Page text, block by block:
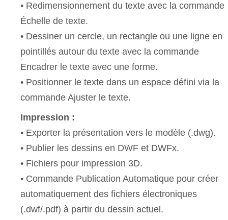
• Redimensionnement du texte avec la commande
Échelle de texte.
• Dessiner un cercle, un rectangle ou une ligne en
pointillés autour du texte avec la commande
Encadrer le texte avec une forme.
• Positionner le texte dans un espace défini via la
commande Ajuster le texte.
Impression :
• Exporter la présentation vers le modèle (.dwg).
• Publier les dessins en DWF et DWFx.
• Fichiers pour impression 3D.
• Commande Publication Automatique pour créer
automatiquement des fichiers électroniques
(.dwf/.pdf) à partir du dessin actuel.